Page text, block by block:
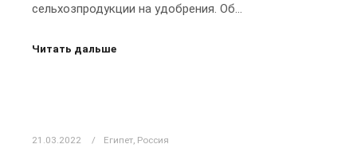
сельхозпродукции на удобрения. Об…
Читать дальше
21.03.2022 Египет, Россия